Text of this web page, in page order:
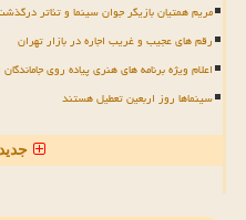
مریم همتیان بازیگر جوان سینما و تئاتر
رقم های عجیب و غریب اجاره در بازار تهران
اعلام ویژه برنامه های هنری پیاده روی
سینماها روز اربعین تعطیل هستند